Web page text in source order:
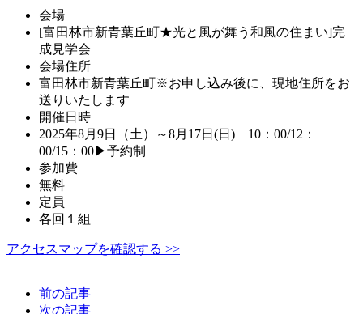
会場
[富田林市新青葉丘町★光と風が舞う和風の住まい]完
成見学会
会場住所
富田林市新青葉丘町※お申し込み後に、現地住所をお
送りいたします
開催日時
2025年8月9日（土）～8月17日(日) 10：00/12：
00/15：00▶予約制
参加費
無料
定員
各回１組
アクセスマップを確認する >>
前の記事
次の記事